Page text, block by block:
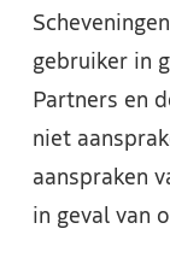
gebruiker in
Partners en
niet
aanspraken
in geval van